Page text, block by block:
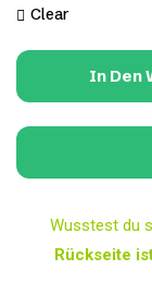
Clear
In Den
Wusstest du
Rückseite